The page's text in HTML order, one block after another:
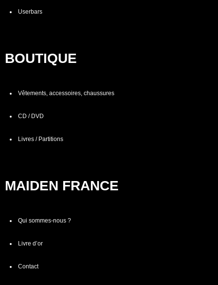
Userbars
BOUTIQUE
Vêtements, accessoires, chaussures
CD / DVD
Livres / Partitions
MAIDEN FRANCE
Qui sommes-nous ?
Livre d’or
Contact